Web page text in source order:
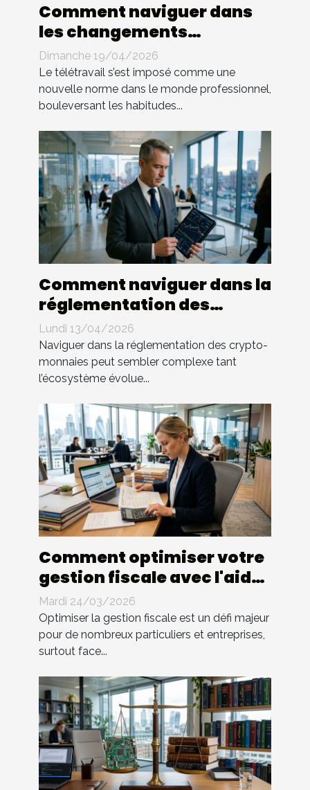
Comment naviguer dans
les changements
législatifs du télétravail ?
Dimanche 19/04/2026
Le télétravail s’est imposé comme une
nouvelle norme dans le monde professionnel,
bouleversant les habitudes...
Comment naviguer dans la
réglementation des
crypto-monnaies ?
Lundi 13/04/2026
Naviguer dans la réglementation des crypto-
monnaies peut sembler complexe tant
l’écosystème évolue...
Comment optimiser votre
gestion fiscale avec l'aide
d'un expert ?
Mardi 24/03/2026
Optimiser la gestion fiscale est un défi majeur
pour de nombreux particuliers et entreprises,
surtout face...